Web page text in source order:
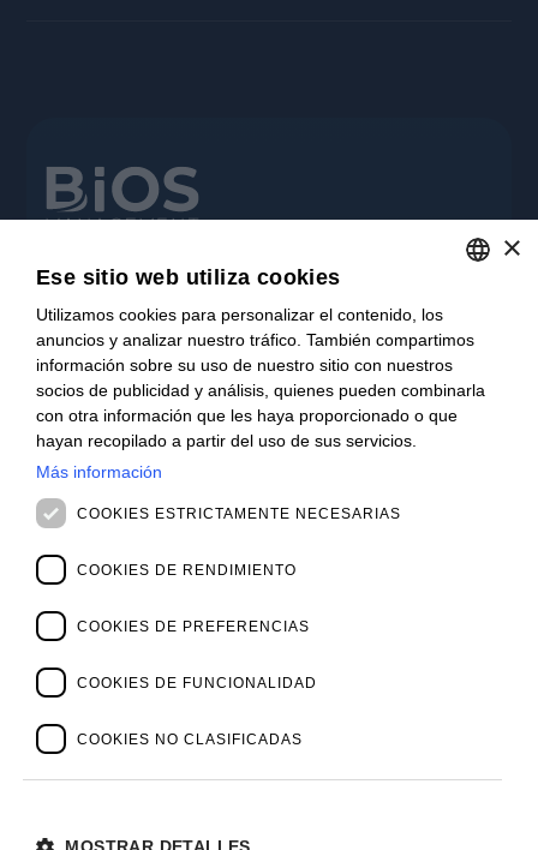
Cuida tu negocio.
Suscríbase a nuestro boletín para mantenerse al día.
INSCRÍBASE
CONTACTO
Oficinas
Contáctanos
Vacantes
NOVEDADES
Webinars
Archivo de Webinars
Noticias y Eventos
Archivo de Eventos
Clientes
Dirección
Socios
Casos de Exito
ITALIAN
FRENCH
×
Ese sitio web utiliza cookies
Utilizamos cookies para personalizar el contenido, los
anuncios y analizar nuestro tráfico. También compartimos
información sobre su uso de nuestro sitio con nuestros
socios de publicidad y análisis, quienes pueden combinarla
con otra información que les haya proporcionado o que
hayan recopilado a partir del uso de sus servicios.
Más información
COOKIES ESTRICTAMENTE NECESARIAS
COOKIES DE RENDIMIENTO
COOKIES DE PREFERENCIAS
COOKIES DE FUNCIONALIDAD
COOKIES NO CLASIFICADAS